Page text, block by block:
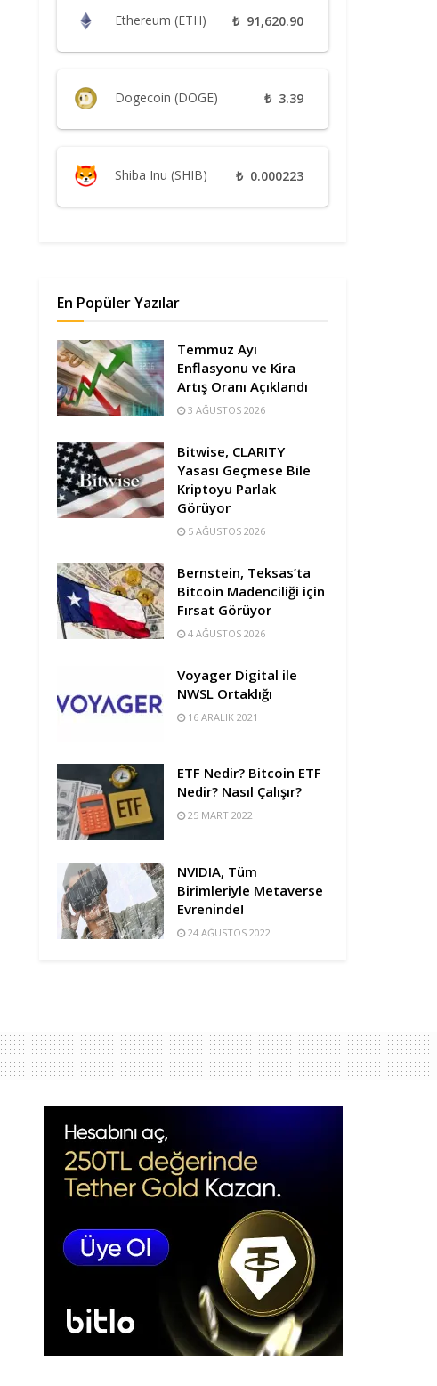
Ethereum (ETH) ₺ 91,620.90
Dogecoin (DOGE) ₺ 3.39
Shiba Inu (SHIB) ₺ 0.000223
En Popüler Yazılar
Temmuz Ayı
Enflasyonu ve Kira
Artış Oranı Açıklandı
3 AĞUSTOS 2026
Bitwise, CLARITY
Yasası Geçmese Bile
Kriptoyu Parlak
Görüyor
5 AĞUSTOS 2026
Bernstein, Teksas’ta
Bitcoin Madenciliği için
Fırsat Görüyor
4 AĞUSTOS 2026
Voyager Digital ile
NWSL Ortaklığı
16 ARALIK 2021
ETF Nedir? Bitcoin ETF
Nedir? Nasıl Çalışır?
25 MART 2022
NVIDIA, Tüm
Birimleriyle Metaverse
Evreninde!
24 AĞUSTOS 2022